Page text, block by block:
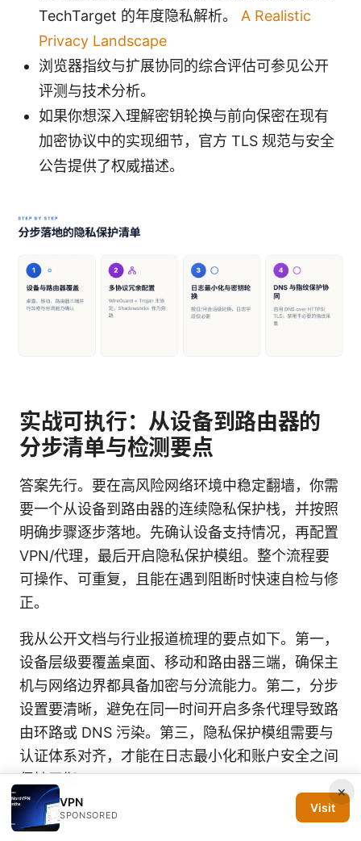
TechTarget 的年度隐私解析。 A Realistic
Privacy Landscape
浏览器指纹与扩展协同的综合评估可参见公开
评测与技术分析。
如果你想深入理解密钥轮换与前向保密在现有
加密协议中的实现细节，官方 TLS 规范与安全
公告提供了权威描述。
实战可执行：从设备到路由器的
分步清单与检测要点
答案先行。要在高风险网络环境中稳定翻墙，你需
要一个从设备到路由器的连续隐私保护栈，并按照
明确步骤逐步落地。先确认设备支持情况，再配置
VPN/代理，最后开启隐私保护模组。整个流程要
可操作、可重复，且能在遇到阻断时快速自检与修
正。
我从公开文档与行业报道梳理的要点如下。第一，
设备层级要覆盖桌面、移动和路由器三端，确保主
机与网络边界都具备加密与分流能力。第二，分步
设置要清晰，避免在同一时间开启多条代理导致路
由环路或 DNS 污染。第三，隐私保护模组需要与
认证体系对齐，才能在日志最小化和账户安全之间
保持平衡。
分步清单
×
VPN
SPONSORED
Visit